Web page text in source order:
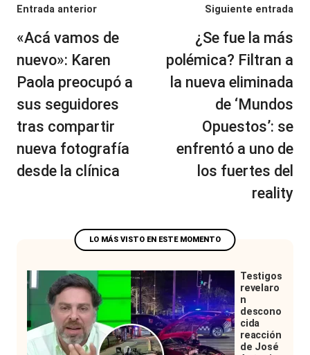
Navegación
de
entradas
Entrada anterior
«Acá vamos de
nuevo»: Karen
Paola preocupó a
sus seguidores
tras compartir
nueva fotografía
desde la clínica
Siguiente entrada
¿Se fue la más
polémica? Filtran a
la nueva eliminada
de ‘Mundos
Opuestos’: se
enfrentó a uno de
los fuertes del
reality
Testigos
revelaro
n
descono
cida
reacción
de José